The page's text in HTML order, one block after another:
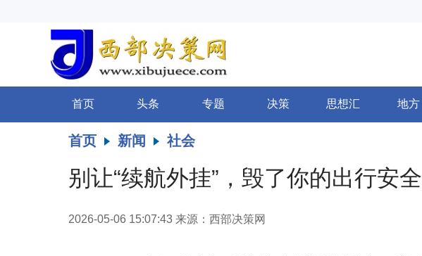
首页 头条 专题 决策 思想汇 地方
首页 新闻 社会
别让“续航外挂”，毁了你的出行安全
2026-05-06 15:07:43 来源：西部决策网